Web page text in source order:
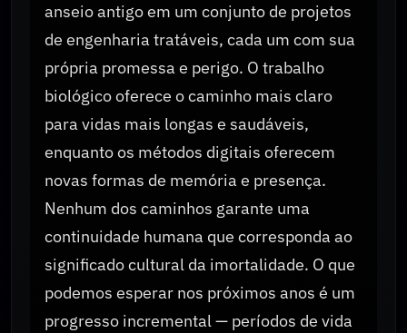
anseio antigo em um conjunto de projetos
de engenharia tratáveis, cada um com sua
própria promessa e perigo. O trabalho
biológico oferece o caminho mais claro
para vidas mais longas e saudáveis,
enquanto os métodos digitais oferecem
novas formas de memória e presença.
Nenhum dos caminhos garante uma
continuidade humana que corresponda ao
significado cultural da imortalidade. O que
podemos esperar nos próximos anos é um
progresso incremental — períodos de vida